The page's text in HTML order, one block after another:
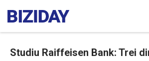
Studiu Raiffeisen Bank: Trei